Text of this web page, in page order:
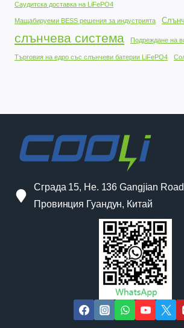
Саудитска доставка на LiFePO4
Мащабируеми BESS решения за индустрията
слънчева система Подреждане на
Търговия на едро със слънчеви батерии LiFePO4
Сграда 15, Не. 136 Gangjian
Провинция Гуандун, Китай